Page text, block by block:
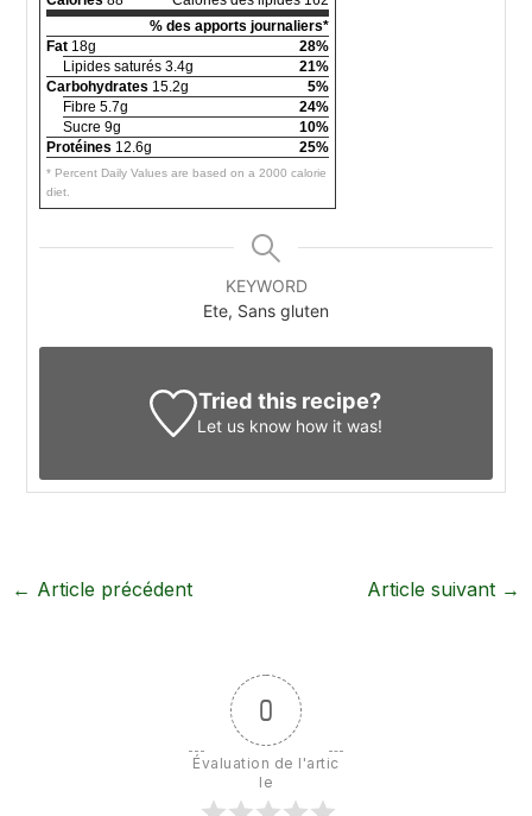
% des apports journaliers*
Fat18g
28%
Lipides saturés 3.4g
21%
Carbohydrates 15.2g
5%
Fibre 5.7g
24%
Sucre 9g
10%
Protéines 12.6g 25%
* Percent Daily Values are based on a 2000 calorie
diet.
KEYWORD
Ete, Sans gluten
Tried this recipe?
Let us know how it was!
← Article précédent Article suivant →
0
Évaluation de l'artic
le